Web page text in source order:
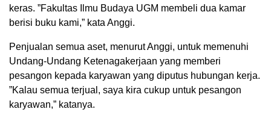
keras. ”Fakultas Ilmu Budaya UGM membeli dua kamar
berisi buku kami,” kata Anggi.
Penjualan semua aset, menurut Anggi, untuk memenuhi
Undang-Undang Ketenagakerjaan yang memberi
pesangon kepada karyawan yang diputus hubungan kerja.
”Kalau semua terjual, saya kira cukup untuk pesangon
karyawan,” katanya.